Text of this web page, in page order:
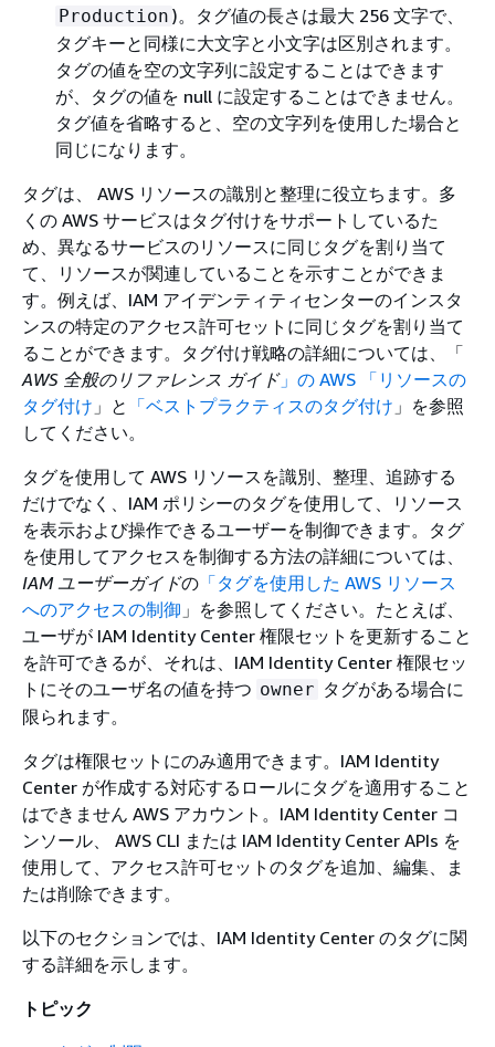
Production )。タグ値の長さは最大 256 文字で、
タグキーと同様に大文字と小文字は区別されます。
タグの値を空の文字列に設定することはできます
が、タグの値を null に設定することはできません。
タグ値を省略すると、空の文字列を使用した場合と
同じになります。
タグは、 AWS リソースの識別と整理に役立ちます。多
くの AWS サービスはタグ付けをサポートしているた
め、異なるサービスのリソースに同じタグを割り当て
て、リソースが関連していることを示すことができま
す。例えば、IAM アイデンティティセンターのインスタ
ンスの特定のアクセス許可セットに同じタグを割り当て
ることができます。タグ付け戦略の詳細については、「
AWS 全般のリファレンス ガイド」の AWS 「リソースの
タグ付け 」と 「ベストプラクティスのタグ付け 」を参照
してください。
タグを使用して AWS リソースを識別、整理、追跡する
だけでなく、IAM ポリシーのタグを使用して、リソース
を表示および操作できるユーザーを制御できます。タグ
を使用してアクセスを制御する方法の詳細については、
IAM ユーザーガイドの 「タグを使用した AWS リソース
へのアクセスの制御 」を参照してください。たとえば、
ユーザが IAM Identity Center 権限セットを更新すること
を許可できるが、それは、IAM Identity Center 権限セッ
トにそのユーザ名の値を持つ owner タグがある場合に
限られます。
タグは権限セットにのみ適用できます。IAM Identity
Center が作成する対応するロールにタグを適用すること
はできません AWS アカウント。IAM Identity Center コ
ンソール、 AWS CLI または IAM Identity Center APIs を
使用して、アクセス許可セットのタグを追加、編集、ま
たは削除できます。
以下のセクションでは、IAM Identity Center のタグに関
する詳細を示します。
トピック